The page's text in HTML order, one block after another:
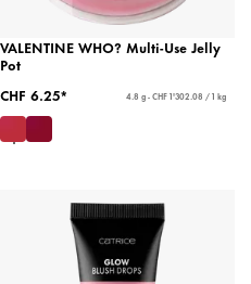
VALENTINE WHO? Multi-Use Jelly
Pot
CHF 6.25*
4.8 g - CHF 1'302.08 / 1 kg